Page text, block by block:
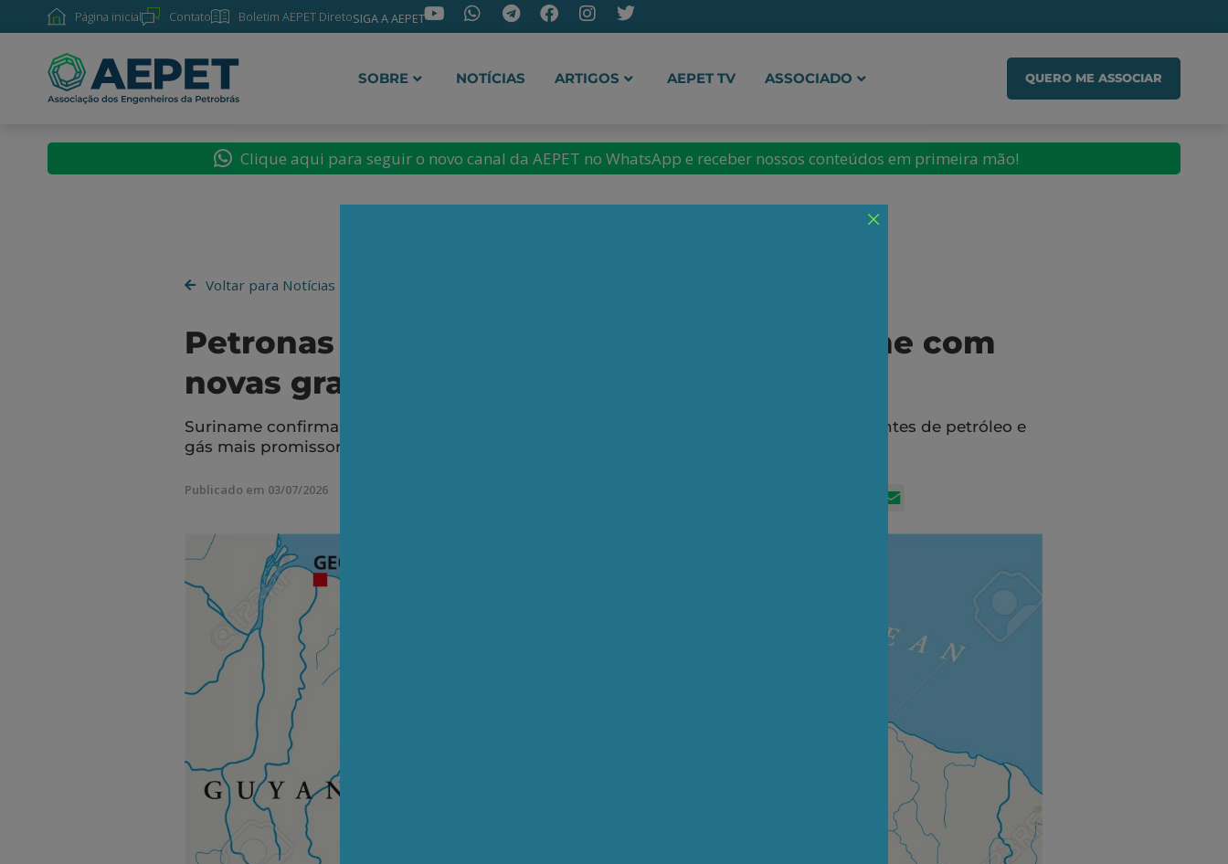
Página inicial Contato Boletim AEPET DiretoSIGA A AEPET
SOBRE NOTÍCIAS ARTIGOS AEPET TV ASSOCIADO QUERO ME ASSOCIAR
Clique aqui para seguir o novo canal da AEPET no WhatsApp e receber nossos conteúdos em primeira mão!
Voltar para Notícias
Petronas impulsiona presença no Suriname com
novas grandes descobertas
Suriname confirma o status da nação sul-americana como uma das províncias emergentes de petróleo e
gás mais promissoras do mundo.
Publicado em 03/07/2026 FacebookLinkedIn